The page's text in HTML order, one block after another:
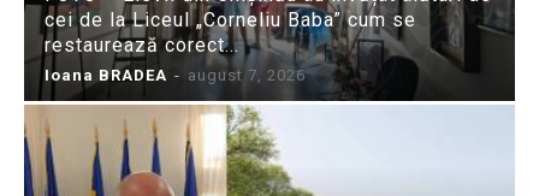
cei de la Liceul „Corneliu Baba” cum se
restaurează corect...
Ioana BRADEA - august 7, 2026